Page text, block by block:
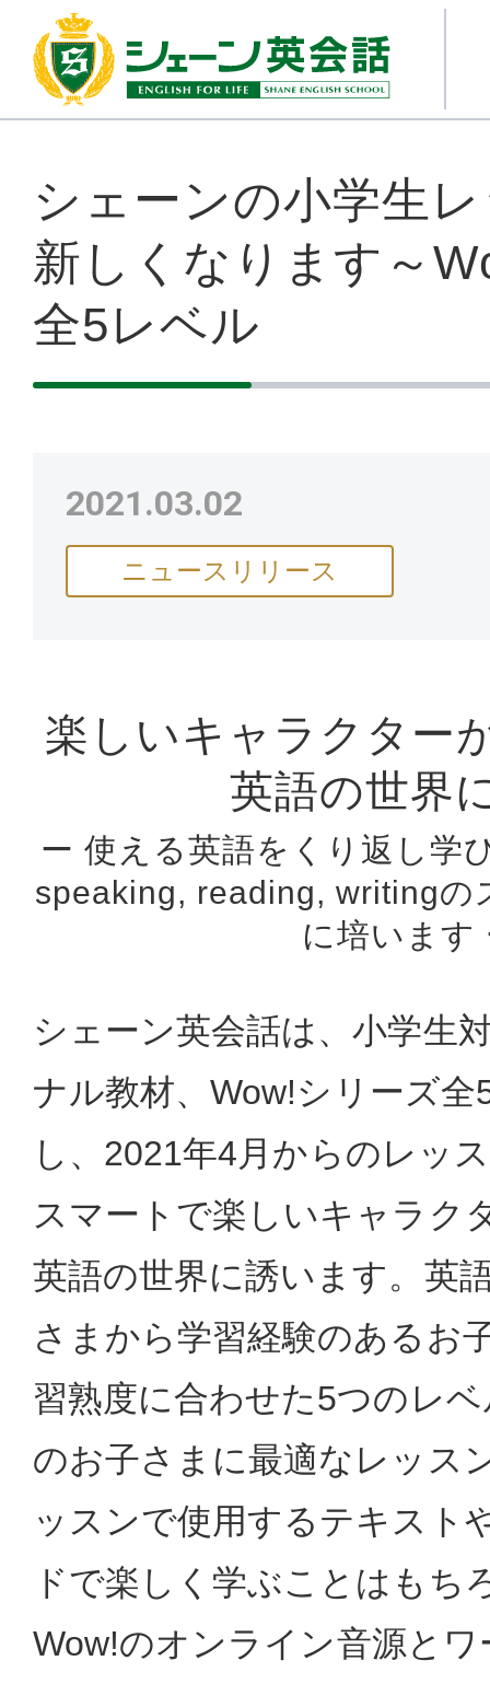
シェーンの小学生
新しくなります～
全5レベル
2021.03.02
ニュースリリース
楽しいキャラクター
英語の世界
ー 使える英語をくり返し学
speaking, reading, writingの
に培います
シェーン英会話は、小学生
ナル教材、Wow!シリーズ
し、2021年4月からのレッ
スマートで楽しいキャラク
英語の世界に誘います。英
さまから学習経験のあるお
習熟度に合わせた5つのレ
のお子さまに最適なレッス
ッスンで使用するテキスト
ドで楽しく学ぶことはもち
Wow!のオンライン音源と